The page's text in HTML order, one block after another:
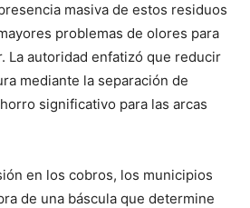
masiva de estos residuos
problemas de olores para
La autoridad enfatizó que reducir
mediante la separación de
significativo para las arcas
en los cobros, los municipios
de una báscula que determine